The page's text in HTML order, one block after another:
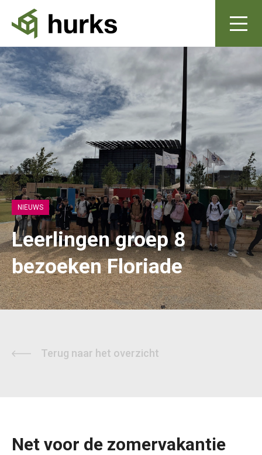
NIEUWS
Leerlingen groep 8
bezoeken Floriade
Terug naar het overzicht
Net voor de zomervakantie